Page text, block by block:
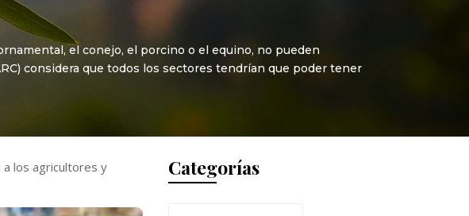
el conejo, el porcino o el equino, no pueden
considera que todos los sectores tendrían que poder tener
a los agricultores y
Categorías